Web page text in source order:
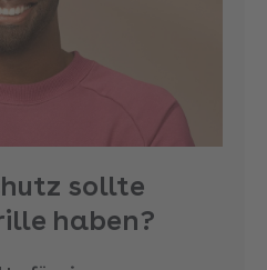
sollte
haben?